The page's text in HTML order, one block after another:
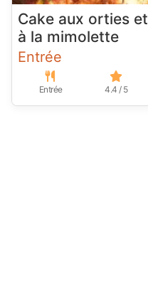
Cake aux orties et
à la mimolette
Entrée
Entrée 4.4 / 5